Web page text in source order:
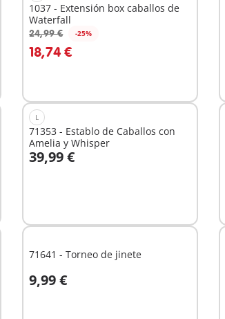
1037 - Extensión box caballos de
Waterfall
24,99 € -25%
18,74 €
L
71353 - Establo de Caballos con
Amelia y Whisper
39,99 €
71641 - Torneo de jinete
9,99 €
A la cesta